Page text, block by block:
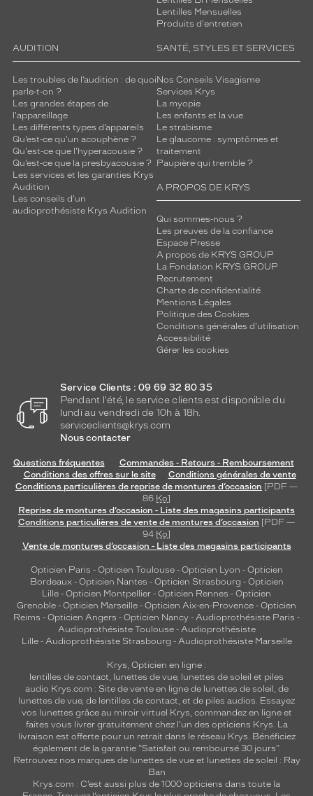
Lentilles Mensuelles
Produits d'entretien
AUDITION
Les troubles de l’audition : de quoi
parle-t-on ?
Les grandes étapes de
l'appareillage
Les différents types d’appareils
Qu’est-ce qu'un acouphène ?
Qu'est-ce que l'hyperacousie ?
Qu’est-ce que la presbyacousie ?
Les services et les garanties Krys
Audition
Les conseils d'un
audioprothésiste Krys Audition
SANTÉ, STYLES ET SERVICES
Nos Conseils Visagisme
Services Krys
La myopie
Les enfants et la vue
Le strabisme
Le glaucome : symptômes et
traitement
Paupière qui tremble ?
A PROPOS DE KRYS
Qui sommes-nous ?
Les preuves de la confiance
Espace Presse
A propos de KRYS GROUP
La Fondation KRYS GROUP
Recrutement
Charte de confidentialité
Mentions Légales
Politique des Cookies
Conditions générales d'utilisation
Accessibilité
Gérer les cookies
Service Clients : 09 69 32 80 35
Pendant l'été, le service clients est disponible du
lundi au vendredi de 10h à 18h.
serviceclients@krys.com
Nous contacter
Questions fréquentes
Commandes - Retours - Remboursement
Conditions des offres sur le site
Conditions générales de vente
Conditions particulières de reprise de montures d’occasion [PDF —
86 Ko]
Reprise de montures d’occasion - Liste des magasins participants
Conditions particulières de vente de montures d’occasion [PDF —
94 Ko]
Vente de montures d’occasion - Liste des magasins participants
Opticien Paris - Opticien Toulouse- Opticien Lyon - Opticien
Bordeaux- Opticien Nantes - Opticien Strasbourg - Opticien
Lille - Opticien Montpellier - Opticien Rennes - Opticien
Grenoble - Opticien Marseille - Opticien Aix-en-Provence - Opticien
Reims - Opticien Angers - Opticien Nancy - Audioprothésiste Paris -
Audioprothésiste Toulouse- Audioprothésiste
Lille- Audioprothésiste Strasbourg - Audioprothésiste Marseille
Krys, Opticien en ligne :
lentilles de contact, lunettes de vue, lunettes de soleil et piles
audio Krys.com : Site de vente en ligne de lunettes de soleil, de
lunettes de vue, de lentilles de contact, et de piles audios. Essayez
vos lunettes grâce au miroir virtuel Krys, commandez en ligne et
faites vous livrer gratuitement chez l'un des opticiens Krys. La
livraison est offerte pour un retrait dans le réseau Krys. Bénéficiez
également de la garantie "Satisfait ou remboursé 30 jours".
Retrouvez nos marques de lunettes de vue et lunettes de soleil : Ray
Ban
Krys.com : C’est aussi plus de 1000 opticiens dans toute la